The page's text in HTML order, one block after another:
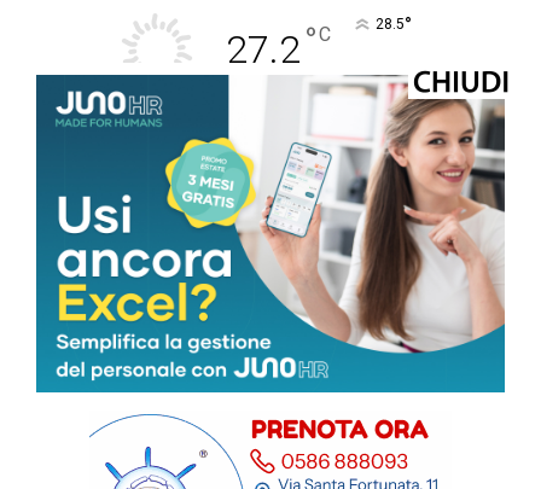
27.2°C 28.5°
26.4°
1.4kmh 0 %
31 °
DOM
33°
LUN
32°
MAR
31°
MER
32°